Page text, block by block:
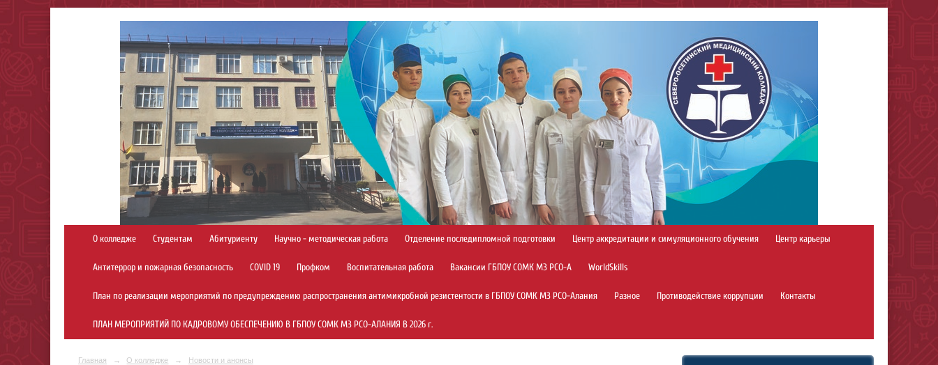
О колледже Студентам Абитуриенту Научно - методическая работа Отделение последипломной подготовки Центр аккредитации и симуляционного обучения Центр карьеры
Антитеррор и пожарная безопасность COVID 19 Профком Воспитательная работа Вакансии ГБПОУ СОМК МЗ РСО-А WorldSkills
План по реализации мероприятий по предупреждению распространения антимикробной резистентости в ГБПОУ СОМК МЗ РСО-Алания Разное Противодействие коррупции Контакты
ПЛАН МЕРОПРИЯТИЙ ПО КАДРОВОМУ ОБЕСПЕЧЕНИЮ В ГБПОУ СОМК МЗ РСО-АЛАНИЯ В 2026 г.
Главная → О колледже → Новости и анонсы